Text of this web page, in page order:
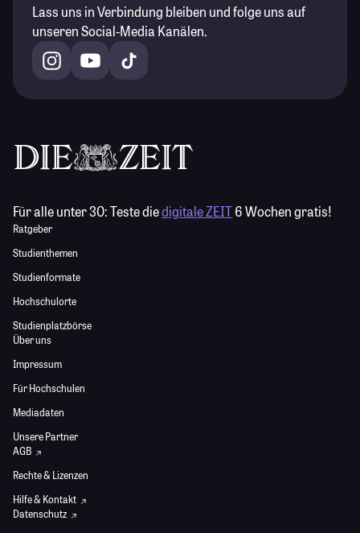
Lass uns in Verbindung bleiben und folge uns auf
unseren Social-Media Kanälen.
Für alle unter 30:Teste diedigitale ZEIT6 Wochen gratis!
Ratgeber
Studienthemen
Studienformate
Hochschulorte
Studienplatzbörse
Über uns
Impressum
Für Hochschulen
Mediadaten
Unsere Partner
AGB
Rechte & Lizenzen
Hilfe & Kontakt
Datenschutz